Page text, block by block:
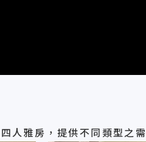
人雅房，提供不同類型之需